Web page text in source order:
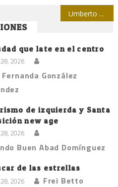
Umberto Eco: adiós a un grande de las letras
que late en el centro
2026
González
de izquierda y Santa
new age
2026
Buen Abad Domínguez
de las estrellas
2026 Frei Betto